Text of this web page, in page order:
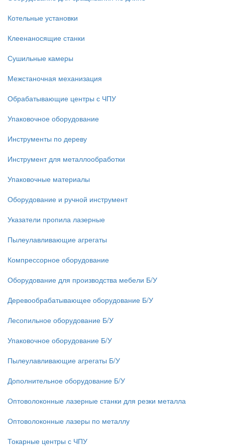
Котельные установки
Клеенаносящие станки
Сушильные камеры
Межстаночная механизация
Обрабатывающие центры с ЧПУ
Упаковочное оборудование
Инструменты по дереву
Инструмент для металлообработки
Упаковочные материалы
Оборудование и ручной инструмент
Указатели пропила лазерные
Пылеулавливающие агрегаты
Компрессорное оборудование
Оборудование для производства мебели Б/У
Деревообрабатывающее оборудование Б/У
Лесопильное оборудование Б/У
Упаковочное оборудование Б/У
Пылеулавливающие агрегаты Б/У
Дополнительное оборудование Б/У
Оптоволоконные лазерные станки для резки металла
Оптоволоконные лазеры по металлу
Токарные центры с ЧПУ